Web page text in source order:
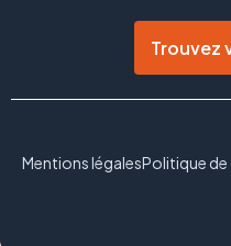
Trouvez
Mentions légalesPolitique